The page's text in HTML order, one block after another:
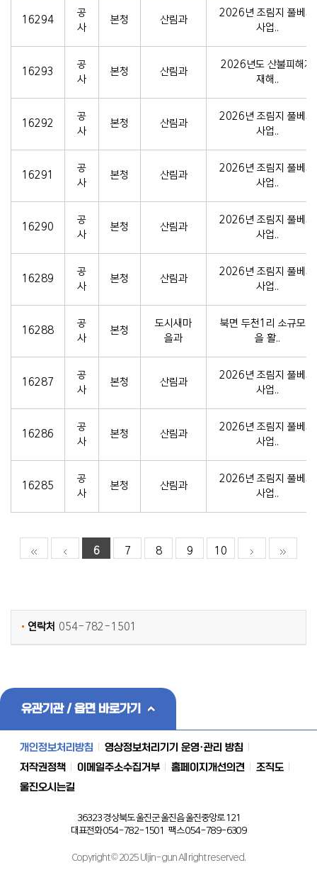
16294
공
사
본청 산림과
2026년 조림지 풀베기
사업..
16293
공
사
본청 산림과
2026년도 산불피해지
재해..
16292
공
사
본청 산림과
2026년 조림지 풀베기
사업..
16291
공
사
본청 산림과
2026년 조림지 풀베기
사업..
16290
공
사
본청 산림과
2026년 조림지 풀베기
사업..
16289
공
사
본청 산림과
2026년 조림지 풀베기
사업..
16288
공
사
본청
도시새마
을과
북면 두천1리 소규모마
을 활..
16287
공
사
본청 산림과
2026년 조림지 풀베기
사업..
16286
공
사
본청 산림과
2026년 조림지 풀베기
사업..
16285
공
사
본청 산림과
2026년 조림지 풀베기
사업..
6 7 8 9 10
연락처 054-782-1501
유관기관 / 읍면 바로가기
개인정보처리방침
영상정보처리기기 운영·관리 방침
저작권정책
이메일주소수집거부 홈페이지개선의견
조직도
울진오시는길
36323 경상북도 울진군 울진읍 울진중앙로 121
대표전화 054-782-1501 팩스 054-789-6309
Copyright © 2025 Uljin-gun All right reserved.